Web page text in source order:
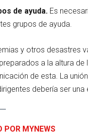
de ayuda. Es
grupos de ayuda.
y otros desastres
a la altura de
de esta. La
debería ser una
POR MYNEWS